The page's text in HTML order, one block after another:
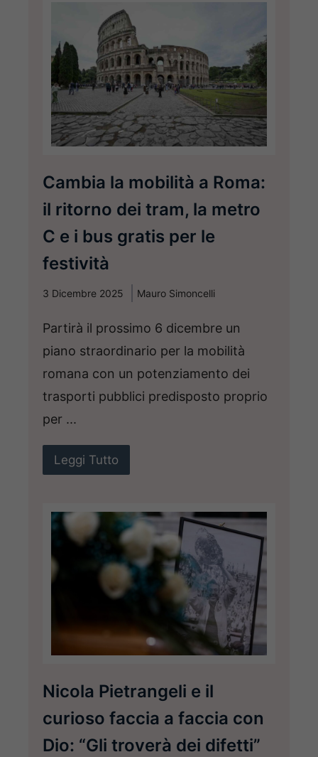
Cambia la mobilità a Roma:
il ritorno dei tram, la metro
C e i bus gratis per le
festività
3 Dicembre 2025 Mauro Simoncelli
Partirà il prossimo 6 dicembre un
piano straordinario per la mobilità
romana con un potenziamento dei
trasporti pubblici predisposto proprio
per ...
Leggi Tutto
Nicola Pietrangeli e il
curioso faccia a faccia con
Dio: “Gli troverà dei difetti”